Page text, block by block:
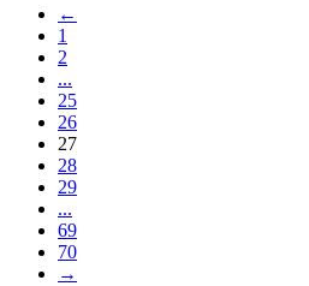
←
1
2
...
25
26
27
28
29
...
69
70
→